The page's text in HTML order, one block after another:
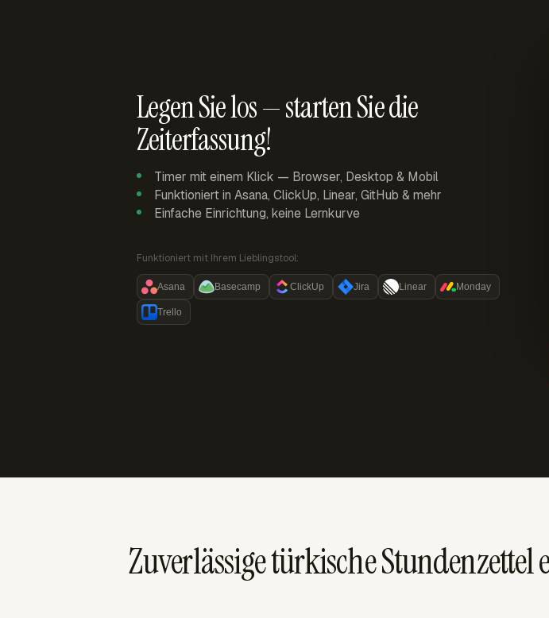
Legen Sie los — starten Sie die
Zeiterfassung!
Timer mit einem Klick — Browser, Desktop & Mobil
Funktioniert in Asana, ClickUp, Linear, GitHub & mehr
Einfache Einrichtung, keine Lernkurve
Funktioniert mit Ihrem Lieblingstool:
Asana Basecamp ClickUp Jira Linear Monday
Trello
Zuverlässige türkische Stundenzettel